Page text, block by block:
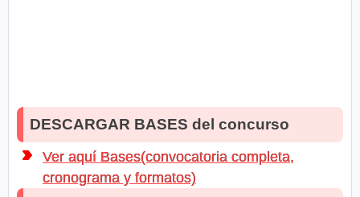
DESCARGAR BASES del concurso
Ver aquí Bases(convocatoria completa,
cronograma y formatos)